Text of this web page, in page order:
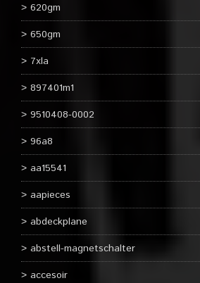
620gm
650gm
7xla
897401m1
9510408-0002
96a8
aa15541
aapieces
abdeckplane
abstell-magnetschalter
accesoir